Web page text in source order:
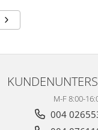
M-F 8:00-
004